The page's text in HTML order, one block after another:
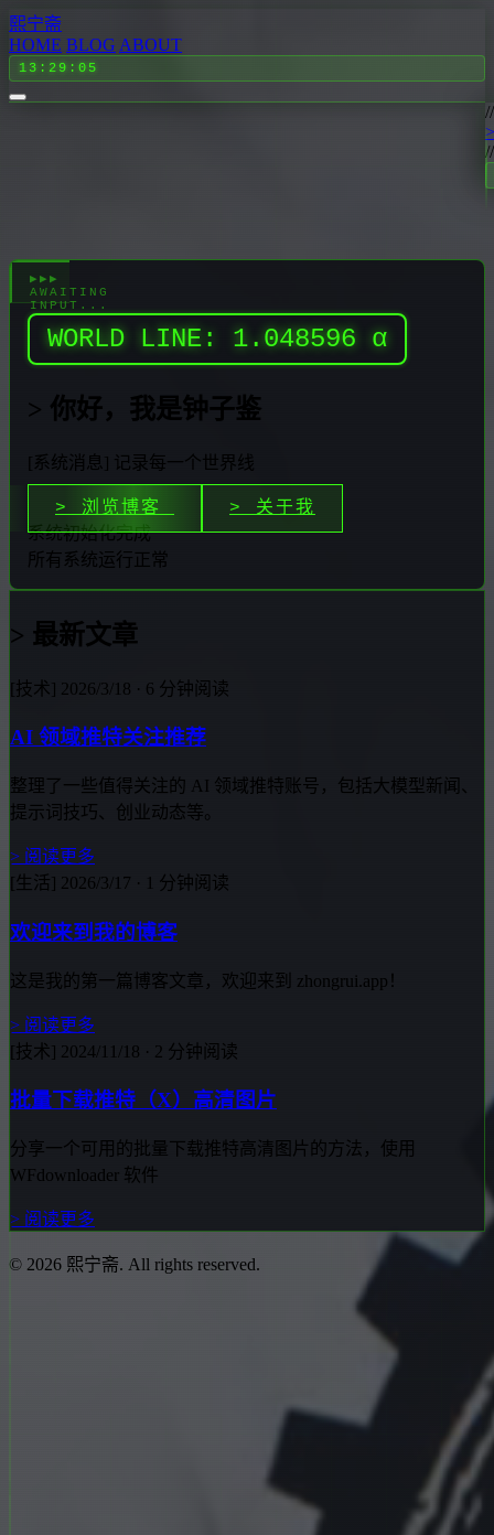
熙宁斋
HOME BLOG ABOUT
13:29:06
WORLD LINE: 1.048596 α
> 你好，我是钟子鉴
[系统消息] 记录每一个世界线
> 浏览博客 > 关于我
系统初始化完成
所有系统运行正常
> 最新文章
[技术] 2026/3/18 · 6 分钟阅读
AI 领域推特关注推荐
整理了一些值得关注的 AI 领域推特账号，包括大模型新闻、
提示词技巧、创业动态等。
> 阅读更多
[生活] 2026/3/17 · 1 分钟阅读
欢迎来到我的博客
这是我的第一篇博客文章，欢迎来到 zhongrui.app！
> 阅读更多
[技术] 2024/11/18 · 2 分钟阅读
批量下载推特（X）高清图片
分享一个可用的批量下载推特高清图片的方法，使用
WFdownloader 软件
> 阅读更多
© 2026 熙宁斋. All rights reserved.